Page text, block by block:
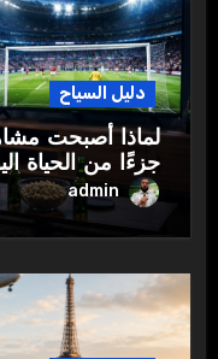
دليل السياح
لماذا أصبحت
جزءًا من الحياة
admin